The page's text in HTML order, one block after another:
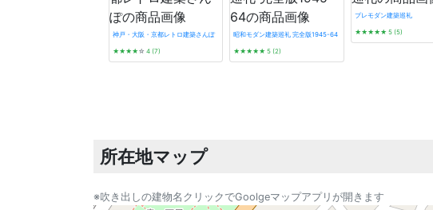
神戸・大阪・京都レトロ建築さんぽ
★★★★☆ 4 (7)
昭和モダン建築巡礼 完全版1945-64
★★★★★ 5 (2)
プレモダン建築巡礼
★★★★★5 (5)
所在地マップ
※吹き出しの建物名クリックでGoolgeマップアプリが開きます